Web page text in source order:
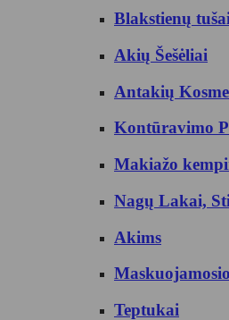
Blakstienų tušai
Akių Šešėliai
Antakių
Kontūravimo
Makiažo
Nagų Lakai,
Akims
Teptukai